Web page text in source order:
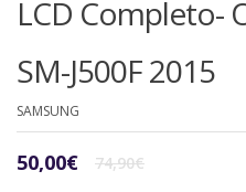
LCD Completo-
SM-J500F 2015
SAMSUNG
74,90€Il
50,00€
Il